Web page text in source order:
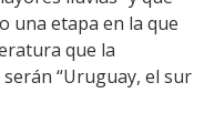
una etapa en la que
que la
“Uruguay, el sur